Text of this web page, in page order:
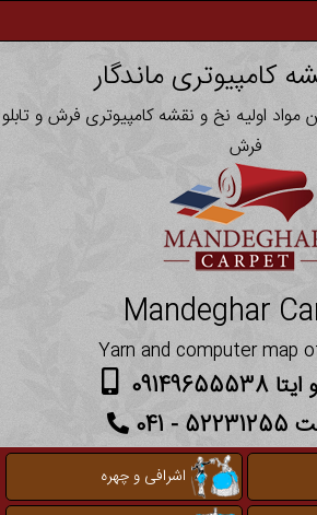
کامپیوتری ماندگار
مواد اولیه نخ و نقشه کامپیوتری فرش و تابلو
فرش
Mandeghar
Yarn and computer map
041
اشرافی و چهره